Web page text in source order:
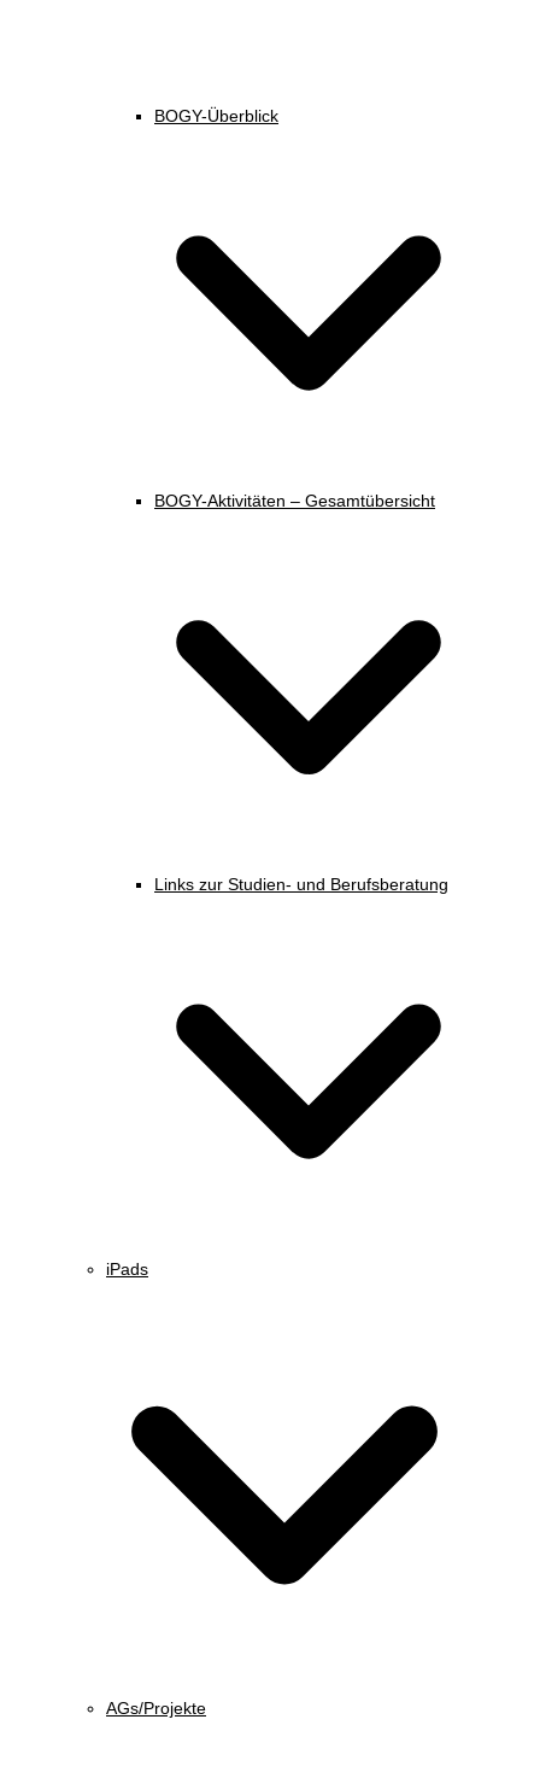
BOGY-Überblick
BOGY-Aktivitäten – Gesamtübersicht
Links zur Studien- und Berufsberatung
iPads
AGs/Projekte